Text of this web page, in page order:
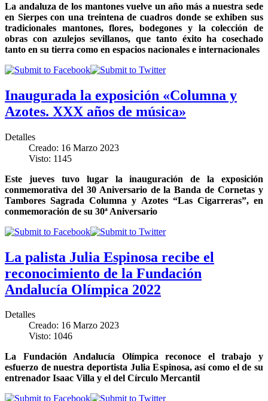
La andaluza de los mantones vuelve un año más a nuestra sede
en Sierpes con una treintena de cuadros donde se exhiben sus
tradicionales mantones, flores, bodegones y la colección de
obras con azulejos sevillanos, que tanto éxito ha cosechado
tanto en su tierra como en espacios nacionales e internacionales
Inaugurada la exposición «Columna y
Azotes. XXX años de música»
Detalles
Creado: 16 Marzo 2023
Visto: 1145
Este jueves tuvo lugar la inauguración de la exposición
conmemorativa del 30 Aniversario de la Banda de Cornetas y
Tambores Sagrada Columna y Azotes “Las Cigarreras”, en
conmemoración de su 30ª Aniversario
La palista Julia Espinosa recibe el
reconocimiento de la Fundación
Andalucía Olímpica 2022
Detalles
Creado: 16 Marzo 2023
Visto: 1046
La Fundación Andalucía Olímpica reconoce el trabajo y
esfuerzo de nuestra deportista Julia Espinosa, así como el de su
entrenador Isaac Villa y el del Círculo Mercantil